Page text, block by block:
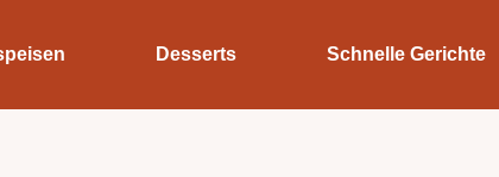
Desserts Schnelle Gerichte